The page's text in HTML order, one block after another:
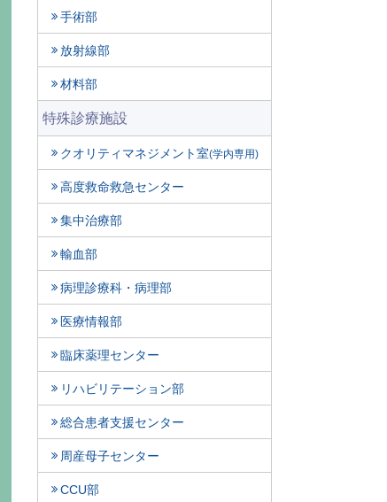
手術部
放射線部
材料部
特殊診療施設
クオリティマネジメント室(学内専用)
高度救命救急センター
集中治療部
輸血部
病理診療科・病理部
医療情報部
臨床薬理センター
リハビリテーション部
総合患者支援センター
周産母子センター
CCU部